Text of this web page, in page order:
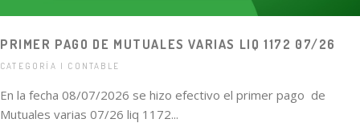
PRIMER PAGO DE MUTUALES VARIAS LIQ 1172 07/26
CATEGORÍA | CONTABLE
En la fecha 08/07/2026 se hizo efectivo el primer pago de
Mutuales varias 07/26 liq 1172...